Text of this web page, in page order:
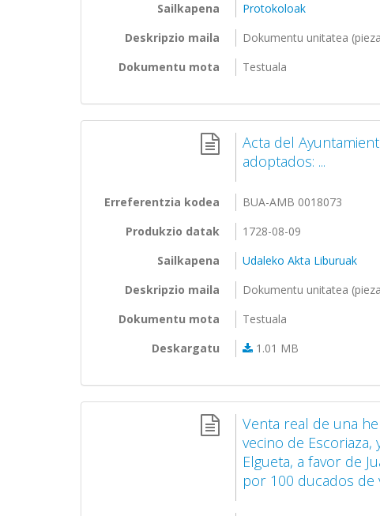
Sailkapena
Protokoloak
Deskripzio maila
Dokumentu unitatea
Dokumentu mota
Testuala
Acta del
adoptados: ...
Erreferentzia kodea
BUA-AMB 0018073
Produkzio datak
1728-08-09
Sailkapena
Udaleko Akta Liburuak
Deskripzio maila
Dokumentu unitatea
Dokumentu mota
Testuala
Deskargatu
1.01 MB
Venta real de una
vecino de
Elgueta, a favor de
por 100 ducados de